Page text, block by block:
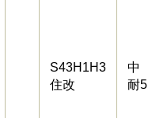
S43H1H3
住改
中
耐5